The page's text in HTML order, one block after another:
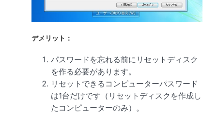
デメリット：
パスワードを忘れる前にリセットディスク
を作る必要があります。
リセットできるコンピューターパスワード
は1台だけです（リセットディスクを作成し
たコンピューターのみ）。